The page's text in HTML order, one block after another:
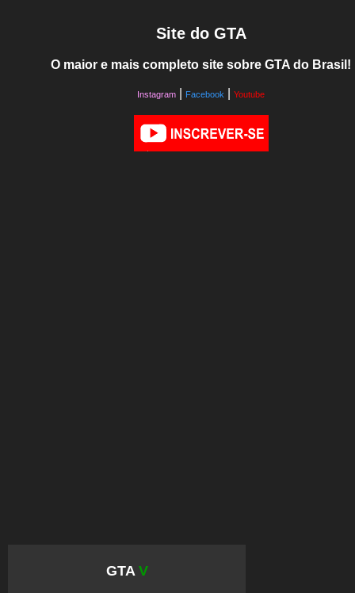
Site do GTA
O maior e mais completo site sobre GTA do Brasil!
Instagram Facebook Youtube
GTA V